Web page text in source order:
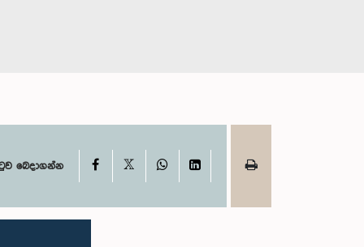
බෙදාගන්න Facebook WhatsAppLinkedIn